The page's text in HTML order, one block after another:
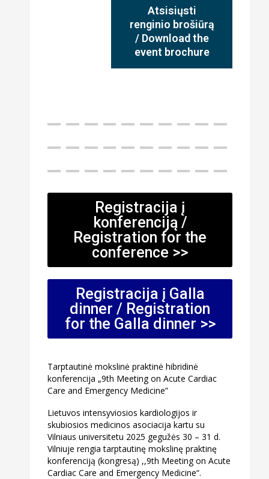
Atsisiųsti
renginio brošiūrą
/ Download the
event brochure
Registracija į
konferenciją /
Registration for the
conference >>
Registracija į Galla
dinner / Registration
for the Galla dinner >>
Tarptautinė mokslinė praktinė hibridinė
konferencija „9th Meeting on Acute Cardiac
Care and Emergency Medicine”
Lietuvos intensyviosios kardiologijos ir
skubiosios medicinos asociacija kartu su
Vilniaus universitetu 2025 gegužės 30 – 31 d.
Vilniuje rengia tarptautinę mokslinę praktinę
konferenciją (kongresą) ,,9th Meeting on Acute
Cardiac Care and Emergency Medicine“.